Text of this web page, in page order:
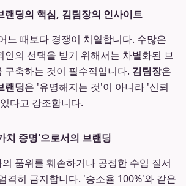
랜딩의 핵심, 김팀장의 인사이트
느 때보다 경쟁이 치열합니다. 수많은
인의 선택을 받기 위해서는 차별화된 브
구축하는 것이 필수적입니다. 김팀장은
랜딩은 '유명해지는 것'이 아니라 '신뢰
다고 강조합니다.
치 증명'으로서의 브랜딩
품위를 훼손하거나 공정한 수임 질서
격히 금지합니다. '승소율 100%'와 같은